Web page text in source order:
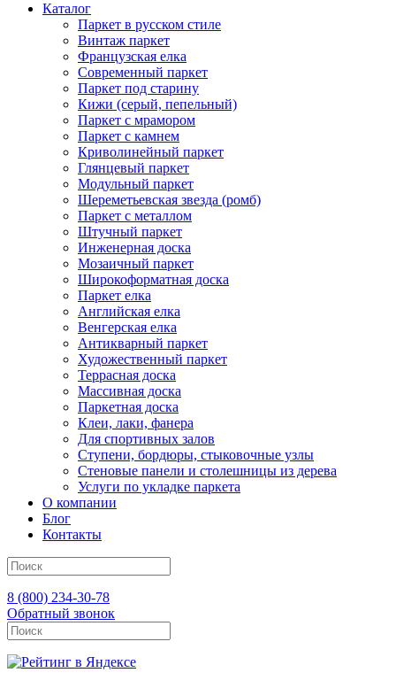
Каталог
Паркет в русском стиле
Винтаж паркет
Французская елка
Современный паркет
Паркет под старину
Кижи (серый, пепельный)
Паркет с мрамором
Паркет с камнем
Криволинейный паркет
Глянцевый паркет
Модульный паркет
Шереметьевская звезда (ромб)
Паркет с металлом
Штучный паркет
Инженерная доска
Мозаичный паркет
Широкоформатная доска
Паркет елка
Английская елка
Венгерская елка
Антикварный паркет
Художественный паркет
Террасная доска
Массивная доска
Паркетная доска
Клеи, лаки, фанера
Для спортивных залов
Ступени, бордюры, стыковочные узлы
Стеновые панели и столешницы из дерева
Услуги по укладке паркета
О компании
Блог
Контакты
8 (800) 234-30-78
Обратный звонок